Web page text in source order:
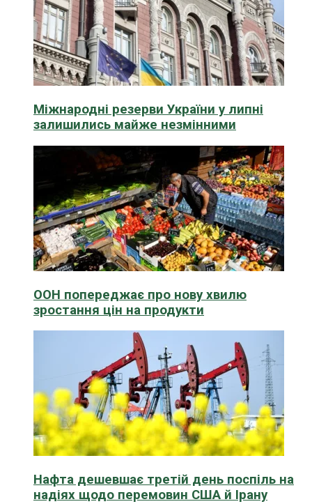
Міжнародні резерви України у липні
залишились майже незмінними
ООН попереджає про нову хвилю
зростання цін на продукти
Нафта дешевшає третій день поспіль на
надіях щодо перемовин США й Ірану